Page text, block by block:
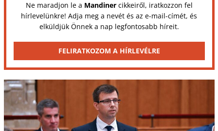
Ne maradjon le a Mandinercikkeiről, iratkozzon fel
hírlevelünkre! Adja meg a nevét és az e-mail-címét, és
elküldjük Önnek a nap legfontosabb híreit.
FELIRATKOZOM A HÍRLEVÉLRE